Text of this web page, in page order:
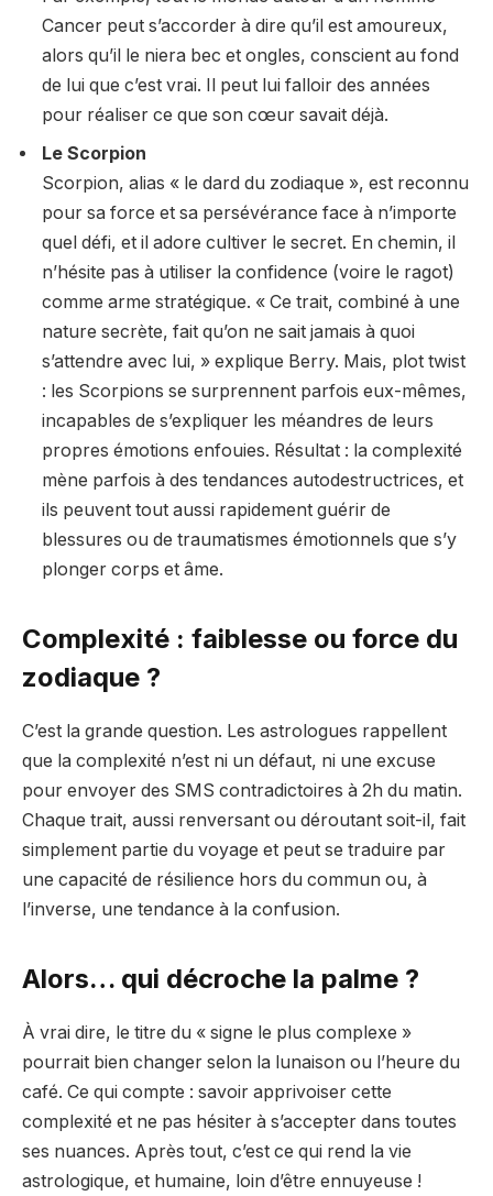
Cancer peut s’accorder à dire qu’il est amoureux,
alors qu’il le niera bec et ongles, conscient au fond
de lui que c’est vrai. Il peut lui falloir des années
pour réaliser ce que son cœur savait déjà.
Le Scorpion
Scorpion, alias « le dard du zodiaque », est reconnu
pour sa force et sa persévérance face à n’importe
quel défi, et il adore cultiver le secret. En chemin, il
n’hésite pas à utiliser la confidence (voire le ragot)
comme arme stratégique. « Ce trait, combiné à une
nature secrète, fait qu’on ne sait jamais à quoi
s’attendre avec lui, » explique Berry. Mais, plot twist
: les Scorpions se surprennent parfois eux-mêmes,
incapables de s’expliquer les méandres de leurs
propres émotions enfouies. Résultat : la complexité
mène parfois à des tendances autodestructrices, et
ils peuvent tout aussi rapidement guérir de
blessures ou de traumatismes émotionnels que s’y
plonger corps et âme.
Complexité : faiblesse ou force du
zodiaque ?
C’est la grande question. Les astrologues rappellent
que la complexité n’est ni un défaut, ni une excuse
pour envoyer des SMS contradictoires à 2h du matin.
Chaque trait, aussi renversant ou déroutant soit-il, fait
simplement partie du voyage et peut se traduire par
une capacité de résilience hors du commun ou, à
l’inverse, une tendance à la confusion.
Alors… qui décroche la palme ?
À vrai dire, le titre du « signe le plus complexe »
pourrait bien changer selon la lunaison ou l’heure du
café. Ce qui compte : savoir apprivoiser cette
complexité et ne pas hésiter à s’accepter dans toutes
ses nuances. Après tout, c’est ce qui rend la vie
astrologique, et humaine, loin d’être ennuyeuse !